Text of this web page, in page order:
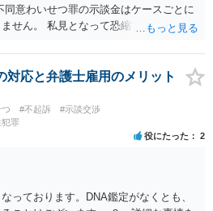
意わいせつ罪の示談金はケースごとに
せん。 私見となって恐縮ですが、一般
相場通りの請求は困難であることに留
て、お聞きになりたい場合、最寄りの法
対応と弁護士雇用のメリット
#不起訴
#示談交渉
罪
役にたった 2
っております。DNA鑑定がなくとも、